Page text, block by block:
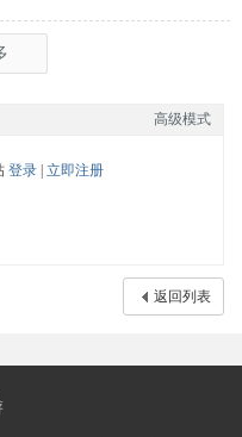
上海文旅
高级模式
登录| 立即注册
返回列表